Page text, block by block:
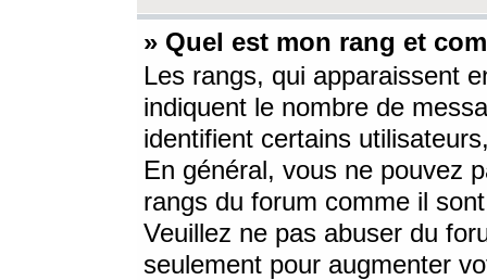
» Quel est mon rang et
Les rangs, qui apparaissent
indiquent le nombre de
identifient certains
En général, vous ne pouvez
rangs du forum comme il
Veuillez ne pas abuser du
seulement pour augmenter